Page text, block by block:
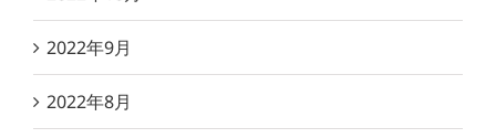
2022年9月
2022年8月